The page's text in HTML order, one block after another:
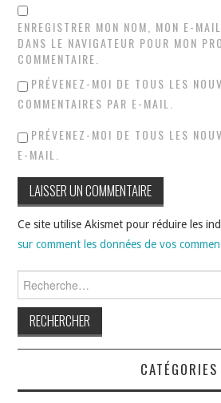
ENREGISTRER MON NOM, MON E-
DANS LE NAVIGATEUR POUR MON
COMMENTAIRE.
PRÉVENEZ-MOI DE TOUS LES
COMMENTAIRES PAR E-MAIL.
PRÉVENEZ-MOI DE TOUS LES
E-MAIL.
Ce site utilise Akismet pour réduire les
sur comment les données de vos
CATÉGORIES